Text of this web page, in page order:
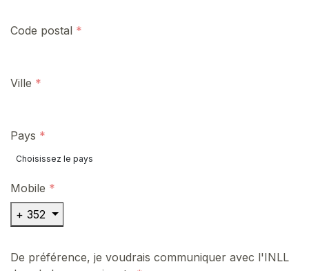
Code postal
Ville
Pays
Mobile
+ 352
De préférence, je voudrais communiquer avec l'INLL